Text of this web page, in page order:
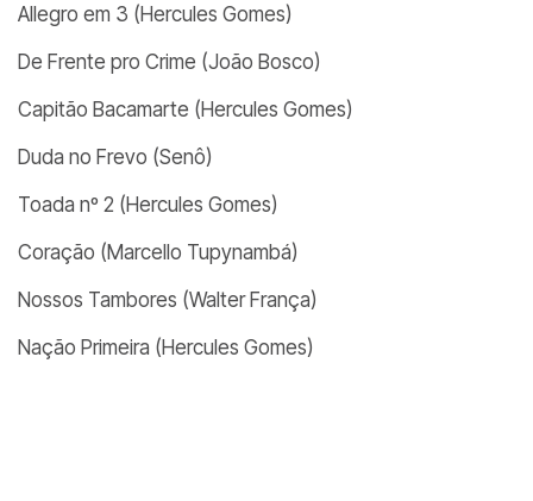
Allegro em 3 (Hercules Gomes)
De Frente pro Crime (João Bosco)
Capitão Bacamarte (Hercules Gomes)
Duda no Frevo (Senô)
Toada nº 2 (Hercules Gomes)
Coração (Marcello Tupynambá)
Nossos Tambores (Walter França)
Nação Primeira (Hercules Gomes)